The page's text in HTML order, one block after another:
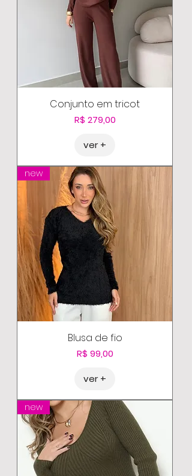
Conjunto em tricot
Preço
R$ 279,00
ver +
new
Blusa de fio
Preço
R$ 99,00
ver +
new